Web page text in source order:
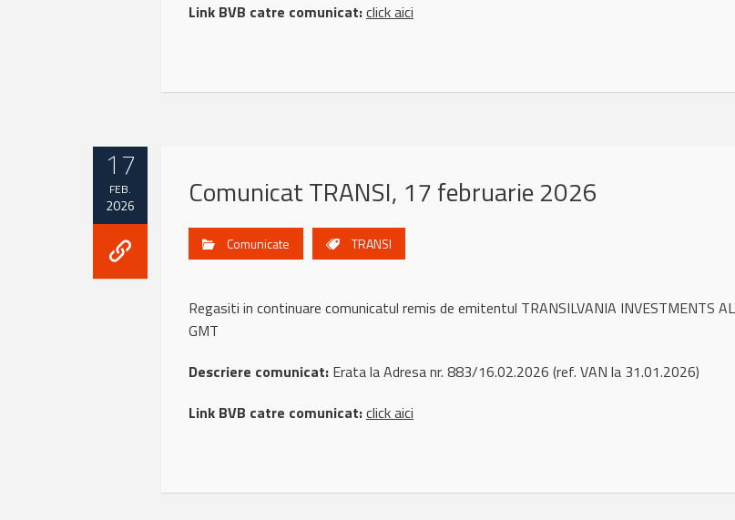
Link BVB catre comunicat:click aici
17
FEB.
2026 Comunicat TRANSI, 17 februarie 2026
Comunicate TRANSI
Regasiti in continuare comunicatul remis de emitentul TRANSILVANIA INVESTMENTS
GMT
Descriere comunicat: Erata la Adresa nr. 883/16.02.2026 (ref. VAN la 31.01.2026)
Link BVB catre comunicat:click aici